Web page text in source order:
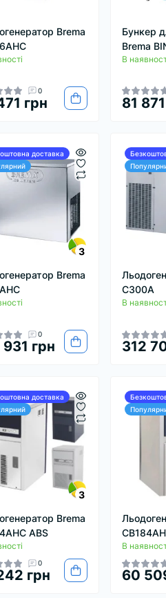
Brema
0
грн
Бункер
Brema
В
81
доставка
3
Brema
0
931 грн
C300A
В
312
доставка
3
Brema
ABS
0
грн
В
60